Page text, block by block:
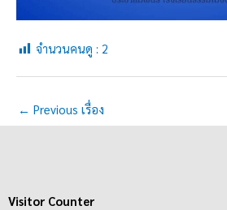
จำนวนคนดู : 2
← Previous เรื่อง
Visitor Counter